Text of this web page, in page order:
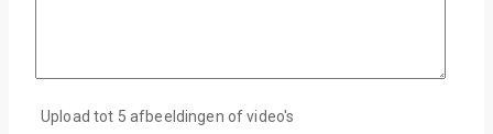
Upload tot 5 afbeeldingen of video's